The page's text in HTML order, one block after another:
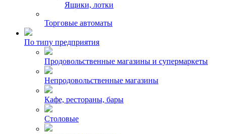
Ящики, лотки
Торговые автоматы
По типу предприятия
Продовольственные магазины и супермаркеты
Непродовольственные магазины
Кафе, рестораны, бары
Столовые